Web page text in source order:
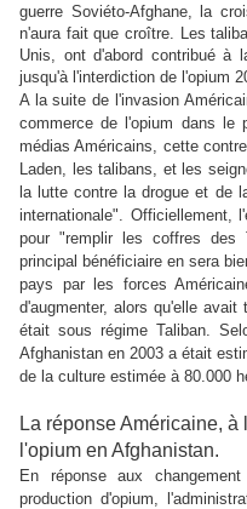
guerre Soviéto-Afghane, la
n'aura fait que croître. Les
Unis, ont d'abord contribué à
jusqu'à l'interdiction de l'opium
A la suite de l'invasion
commerce de l'opium dans le
médias Américains, cette
Laden, les talibans, et les
la lutte contre la drogue et de
internationale". Officiellement, l
pour "remplir les coffres
principal bénéficiaire en sera
pays par les forces
d'augmenter, alors qu'elle
était sous régime Taliban.
Afghanistan en 2003 a était
de la culture estimée à 80.000
La réponse Américaine,
l'opium en Afghanistan.
En réponse aux
production d'opium,